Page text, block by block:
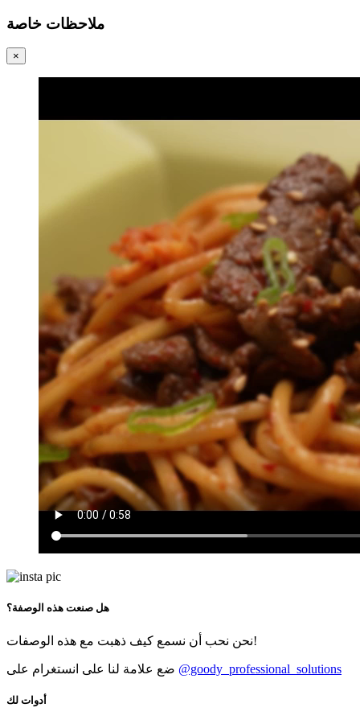
ملاحظات خاصة
×
هل صنعت هذه الوصفة؟
نحن نحب أن نسمع كيف ذهبت مع هذه الوصفات!
@goody_professional_solutions
أدوات لك